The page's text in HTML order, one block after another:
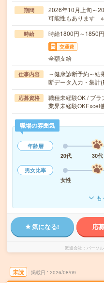
期間
2026年10月上旬～
可能性もあります
時給 時給1800円～1850円
交通費
全額支給
仕事内容
～健康診断予約～結
断データ入力・集
応募資格
職種未経験OK / ブ
業界未経験OKExcel
職場の雰囲気
年齢層
20代
30代
男女比率
女性
気になる! 応
派遣会社 パーソ
未読 掲載日 2026/08/09